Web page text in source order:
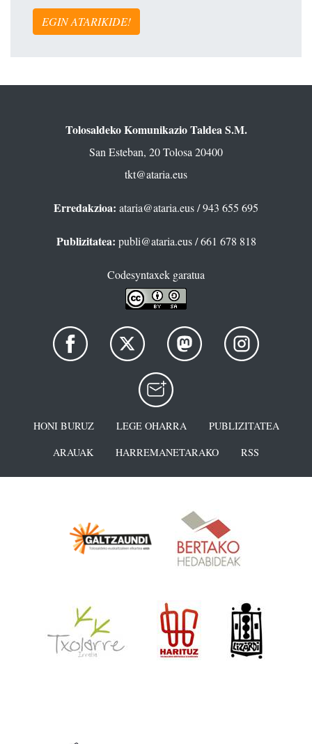
EGIN ATARIKIDE!
Tolosaldeko Komunikazio Taldea S.M.
San Esteban, 20 Tolosa 20400
tkt@ataria.eus
Erredakzioa: ataria@ataria.eus/ 943 655 695
Publizitatea: publi@ataria.eus/ 661 678 818
Codesyntaxek garatua
HONI BURUZ LEGE OHARRA
PUBLIZITATEA
ARAUAK
HARREMANETARAKO RSS